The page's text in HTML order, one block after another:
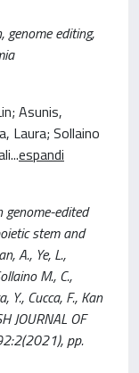
genome editing,
Asunis,
Laura; Sollaino
...espandi
edited
stem and
A., Ye, L.,
M., C.,
Y., Cucca, F., Kan
JOURNAL OF
pp.